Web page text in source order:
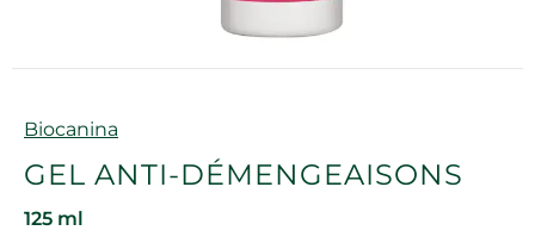
Marque
Biocanina
GEL ANTI-DÉMENGEAISONS
125 ml